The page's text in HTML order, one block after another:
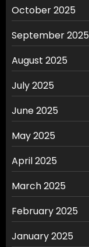
October 2025
September 2025
August 2025
July 2025
June 2025
May 2025
April 2025
March 2025
February 2025
January 2025